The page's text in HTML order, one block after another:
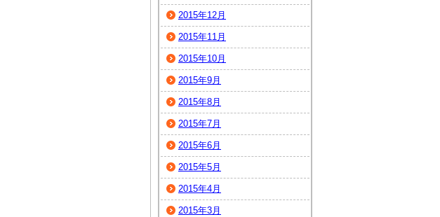
2015年12月
2015年11月
2015年10月
2015年9月
2015年8月
2015年7月
2015年6月
2015年5月
2015年4月
2015年3月